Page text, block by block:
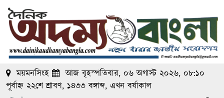
ময়মনসিংহ
আজ বৃহস্পতিবার, ০৬ অগাস্ট ২০২৬, ০৮:১০
পূর্বাহ্ন ২২শে শ্রাবণ, ১৪৩৩ বঙ্গাব্দ, এখনবর্ষাকাল